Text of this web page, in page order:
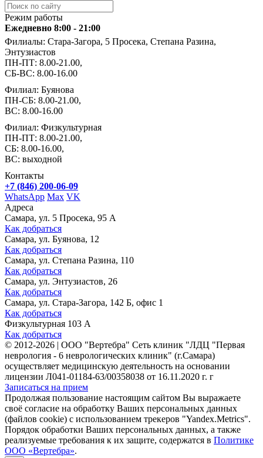
Режим работы
Ежедневно 8:00 - 21:00
Филиалы: Стара-Загора, 5 Просека, Степана Разина,
Энтузиастов
ПН-ПТ: 8.00-21.00,
СБ-ВС: 8.00-16.00
Филиал: Буянова
ПН-СБ: 8.00-21.00,
ВС: 8.00-16.00
Филиал: Физкультурная
ПН-ПТ: 8.00-21.00,
СБ: 8.00-16.00,
ВС: выходной
Контакты
+7 (846) 200-06-09
WhatsApp Max VK
Адреса
Самара, ул. 5 Просека, 95 А
Как добраться
Самара, ул. Буянова, 12
Как добраться
Самара, ул. Степана Разина, 110
Как добраться
Самара, ул. Энтузиастов, 26
Как добраться
Самара, ул. Стара-Загора, 142 Б, офис 1
Как добраться
Физкультурная 103 А
Как добраться
© 2012-2026 | ООО "Вертебра" Сеть клиник "ЛДЦ "Первая
неврология - 6 неврологических клиник" (г.Самара)
осуществляет медицинскую деятельность на основании
лицензии Л041-01184-63/00358038 от 16.11.2020 г. г
Записаться на прием
Продолжая пользование настоящим сайтом Вы выражаете
своё согласие на обработку Ваших персональных данных
(файлов cookie) с использованием трекеров "Yandex.Metrics".
Порядок обработки Ваших персональных данных, а также
реализуемые требования к их защите, содержатся в Политике
ООО «Вертебра».